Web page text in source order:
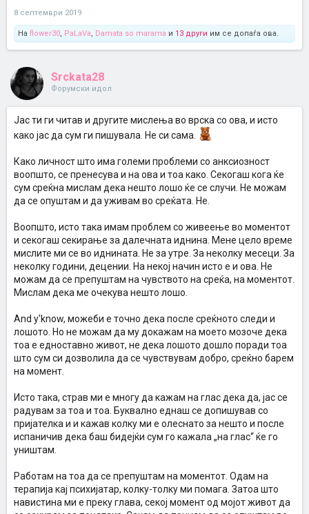
8 септември 2019
На flower30, PaLaVa, Damata so marama и 13 други им се допаѓа ова.
Srckata28
Форумски идол
Јас ти ги читав и другите мислења во врска со ова, и исто
како јас да сум ги пишувала. Не си сама.
Како личност што има големи проблеми со анксиозност
воопшто, се пренесува и на ова и тоа како. Секогаш кога ќе
сум среќна мислам дека нешто лошо ќе се случи. Не можам
да се опуштам и да уживам во среќата. Не.
Воопшто, исто така имам проблем со живеење во моментот
и секогаш секирање за далечната иднина. Мене цело време
мислите ми се во иднината. Не за утре. За неколку месеци. За
неколку години, децении. На некој начин исто е и ова. Не
можам да се препуштам на чувството на среќа, на моментот.
Мислам дека ме очекува нешто лошо.
And y'know, можеби е точно дека после среќното следи и
лошото. Но не можам да му докажам на моето мозоче дека
тоа е едноставно живот, не дека лошото дошло поради тоа
што сум си дозволила да се чувствувам добро, среќно барем
на момент.
Исто така, страв ми е многу да кажам на глас дека да, јас се
радувам за тоа и тоа. Буквално еднаш се допишував со
пријателка и и кажав колку ми е олеснато за нешто и после
испаничив дека баш бидејќи сум го кажала „на глас“ ќе го
уништам.
Работам на тоа да се препуштам на моментот. Одам на
терапија кај психијатар, колку-толку ми помага. Затоа што
навистина ми е преку глава, секој момент од мојот живот да